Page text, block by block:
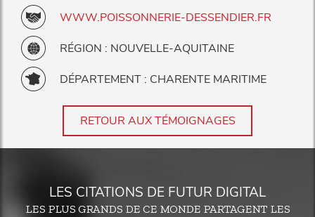
WWW.POISSONNERIE-DESSENDIER.FR
RÉGION : NOUVELLE-AQUITAINE
DÉPARTEMENT : CHARENTE MARITIME
RETOUR AUX TÉMOIGNAGES
LES CITATIONS DE FUTUR DIGITAL
LES PLUS GRANDS DE CE MONDE PARTAGENT LES